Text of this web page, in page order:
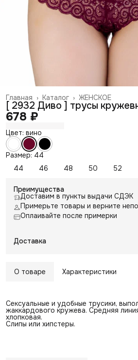
ЖЕНСКОЕ
Каталог ›
Главная ›
[ 2932 Диво ] трусы
678 ₽
Цвет: вино
Размер: 44
44
46 48 50 52
Преимущества
Доставим в пункты выдачи СДЭК
Примерьте товары и верните
Оплаивайте после примерки
Доставка
О товаре Характеристики
Сексуальные и удобные трусики,
жаккардового кружева. Средняя
хлопковая.
Слипы или хипстеры.